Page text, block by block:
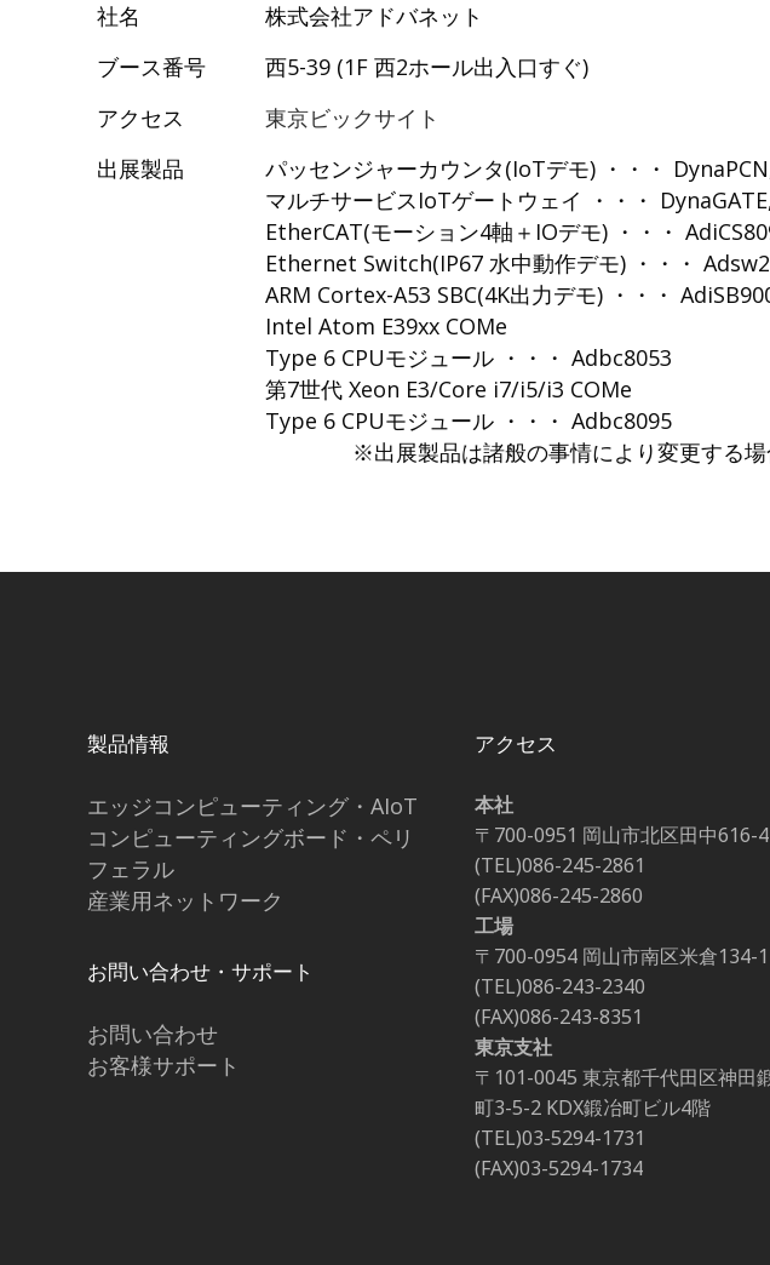
社名
株式会社アドバネット
ブース番号
西5-39 (1F 西2ホール出入口すぐ)
アクセス
東京ビックサイト
出展製品
パッセンジャーカウンタ(IoTデモ) ・・・
マルチサービスIoTゲートウェイ ・・・
EtherCAT(モーション4軸＋IOデモ) ・・・
Ethernet Switch(IP67 水中動作デモ) ・・・
ARM Cortex-A53 SBC(4K出力デモ) ・・・
Intel Atom E39xx COMe
Type 6 CPUモジュール ・・・ Adbc8053
第7世代 Xeon E3/Core i7/i5/i3 COMe
Type 6 CPUモジュール ・・・ Adbc8095
※出展製品は諸般の事情により変更する場合
製品情報
エッジコンピューティング・AIoT
コンピューティングボード・ペリ
フェラル
産業用ネットワーク
お問い合わせ・サポート
お問い合わせ
お客様サポート
アクセス
本社
〒700-0951 岡山市北区田中616-4
(TEL)086-245-2861
(FAX)086-245-2860
工場
〒700-0954 岡山市南区米倉134-1
(TEL)086-243-2340
(FAX)086-243-8351
東京支社
〒101-0045 東京都千代田区神田
町3-5-2 KDX鍛冶町ビル4階
(TEL)03-5294-1731
(FAX)03-5294-1734